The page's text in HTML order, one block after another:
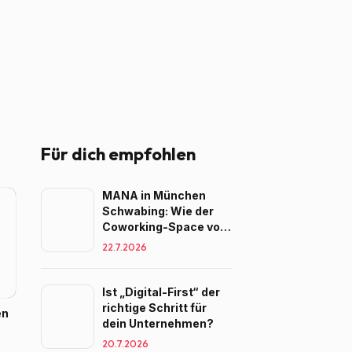
Für dich empfohlen
MANA in München
Schwabing: Wie der
Coworking-Space von
MANA Teams beim
22.7.2026
Ist „Digital-First“ der
richtige Schritt für
dein Unternehmen?
20.7.2026